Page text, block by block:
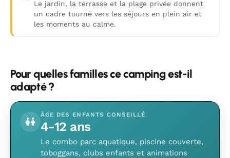
Le jardin, la terrasse et la plage privée donnent
un cadre tourné vers les séjours en plein air et
les moments au calme.
Pour quelles familles ce camping est-il
adapté ?
ÂGE DES ENFANTS CONSEILLÉ
4-12 ans
Le combo parc aquatique, piscine couverte,
toboggans, clubs enfants et animations